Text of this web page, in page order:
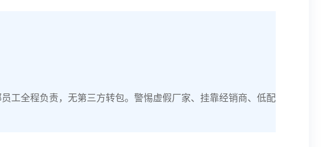
工全程负责，无第三方转包。警惕虚假厂家、挂靠经销商、低配